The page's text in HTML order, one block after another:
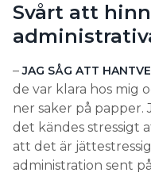
Svårt att
–JAG SÅG ATT
de var klara hos mig
ner saker på papper.
det kändes stressigt
att det är
administration sent